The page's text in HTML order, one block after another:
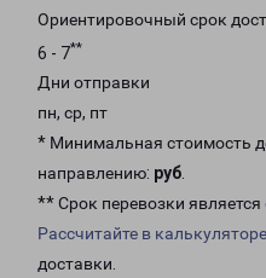
Ориентировочный срок
6 - 7**
Дни отправки
пн, ср, пт
* Минимальная стоимость
направлению: руб.
** Срок перевозки является
Рассчитайте в калькуляторе
доставки.